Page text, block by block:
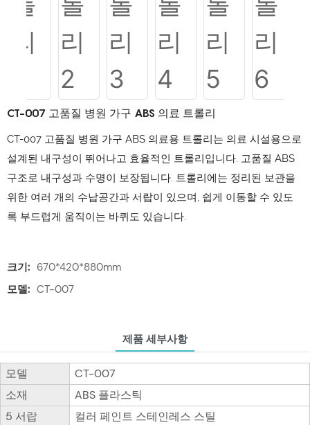
CT-007 고품질 병원 가구 ABS 의료 트롤리
CT-007 고품질 병원 가구 ABS 의료용 트롤리는 의료 시설용으로
설계된 내구성이 뛰어나고 효율적인 트롤리입니다. 고품질 ABS
구조로 내구성과 수명이 보장됩니다. 트롤리에는 정리된 보관을
위한 여러 개의 수납공간과 서랍이 있으며, 쉽게 이동할 수 있도
록 부드럽게 움직이는 바퀴도 있습니다.
크기: 670*420*880mm
모델: CT-007
제품 세부사항
모델
CT-007
소재
ABS 플라스틱
5 서랍
컬러 페인트 스테인레스 스틸